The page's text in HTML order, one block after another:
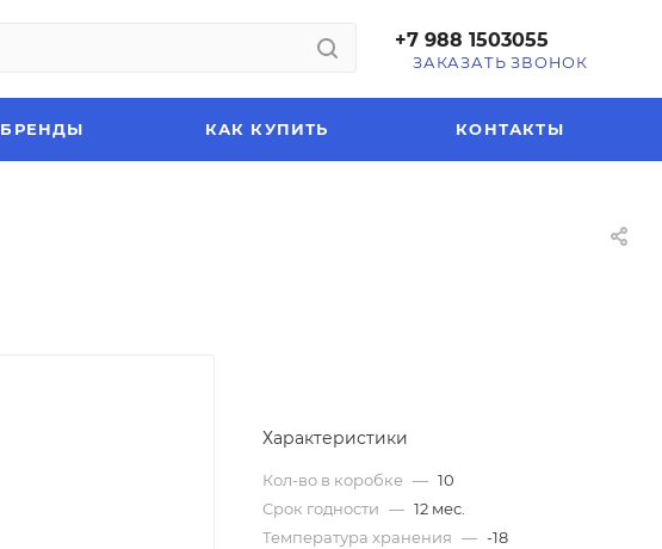
+7 988 1503055
ЗАКАЗАТЬ ЗВОНОК
БРЕНДЫ КАК КУПИТЬ КОНТАКТЫ
Характеристики
Кол-во в коробке — 10
Срок годности — 12 мес.
Температура хранения — -18